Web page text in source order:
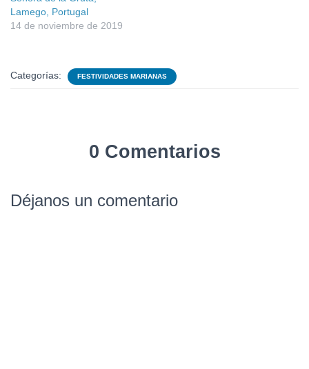
Lamego, Portugal
14 de noviembre de 2019
Categorías: FESTIVIDADES MARIANAS
0 Comentarios
Déjanos un comentario